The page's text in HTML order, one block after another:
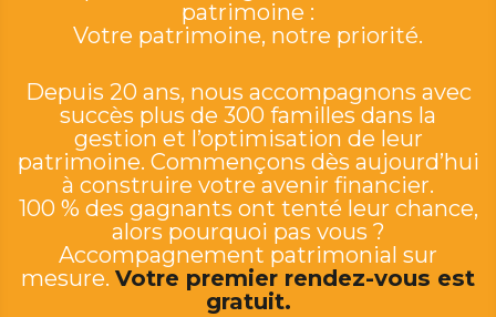
patrimoine :
Votre patrimoine, notre priorité.
Depuis 20 ans, nous accompagnons avec
succès plus de 300 familles dans la
gestion et l’optimisation de leur
patrimoine. Commençons dès aujourd’hui
à construire votre avenir financier.
100 % des gagnants ont tenté leur chance,
alors pourquoi pas vous ?
Accompagnement patrimonial sur
mesure. Votre premier rendez-vous est
gratuit.